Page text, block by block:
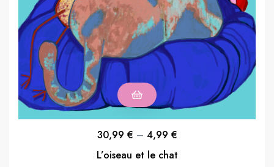
L’oiseau et le chat
4,99 €
–
30,99 €